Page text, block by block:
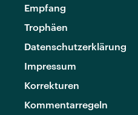
Empfang
Trophäen
Datenschutzerklärung
Impressum
Korrekturen
Kommentarregeln